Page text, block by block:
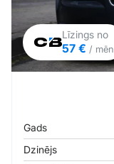
Līzings no
57 € / mēn
Gads
Dzinējs